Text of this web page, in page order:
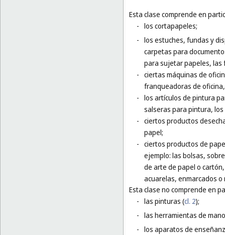
Esta clase comprende en
- los cortapapeles;
- los estuches, fundas y
carpetas para
para sujetar papeles, las
- ciertas máquinas de
franqueadoras de
- los artículos de pintura
salseras para pintura,
- ciertos productos
papel;
- ciertos productos de
ejemplo: las bolsas,
de arte de papel o
acuarelas, enmarcados o
Esta clase no comprende en
- las pinturas (cl. 2);
- las herramientas de
- los aparatos de